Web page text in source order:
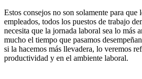
Estos consejos no son solamente para que
empleados, todos los puestos de trabajo
necesita que la jornada laboral sea lo más
mucho el tiempo que pasamos
si la hacemos más llevadera, lo veremos
productividad y en el ambiente laboral.